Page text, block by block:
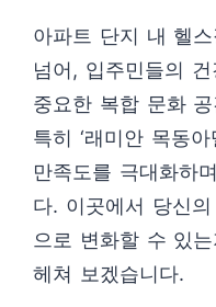
아파트 단지 내 헬
넘어, 입주민들의
중요한 복합 문화
특히 ‘래미안 목동
만족도를 극대화하
다. 이곳에서 당신
으로 변화할 수 있
헤쳐 보겠습니다.